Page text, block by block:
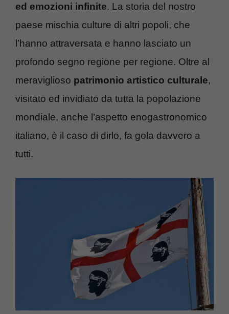
ed emozioni infinite. La storia del nostro
paese mischia culture di altri popoli, che
l’hanno attraversata e hanno lasciato un
profondo segno regione per regione. Oltre al
meraviglioso patrimonio artistico culturale,
visitato ed invidiato da tutta la popolazione
mondiale, anche l’aspetto enogastronomico
italiano, è il caso di dirlo, fa gola davvero a
tutti.